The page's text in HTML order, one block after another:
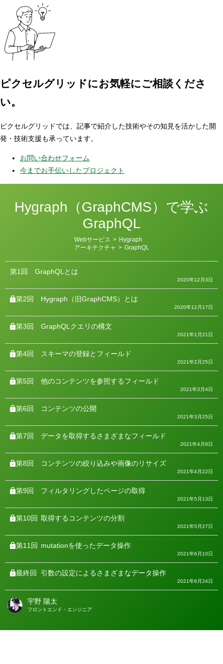
ピクセルグリッドにお気軽にご相談くださ
い。
ピクセルグリッドでは、記事で紹介した技術やその知見を活かした開
発・技術支援も承っています。
お問い合わせフォーム
今までお手伝いしたプロジェクト
Hygraph（GraphCMS）で学ぶ
GraphQL
カ
テ
リ
Webサービス > Hygraph
アーキテクチャ > GraphQL
第1回 GraphQLとは
2020年12月3日
第2回 Hygraph（旧GraphCMS）とは
2020年12月17日
第3回 GraphQLクエリの構文
2021年1月21日
第4回 スキーマの登録とフィールド
2021年2月25日
第5回 他のコンテンツを参照するフィールド
2021年3月4日
第6回 コンテンツの公開
2021年3月25日
第7回 データを取得するさまざまなフィールド
2021年4月8日
第8回 コンテンツの絞り込みや画像のリサイズ
2021年4月22日
第9回 フィルタリングしたページの取得
2021年5月13日
第10回 取得するコンテンツの分割
2021年5月27日
第11回 mutationを使ったデータ操作
2021年6月10日
最終回 引数の設定によるさまざまなデータ操作
2021年6月24日
著
宇野 陽太
フロントエンド・エンジニア